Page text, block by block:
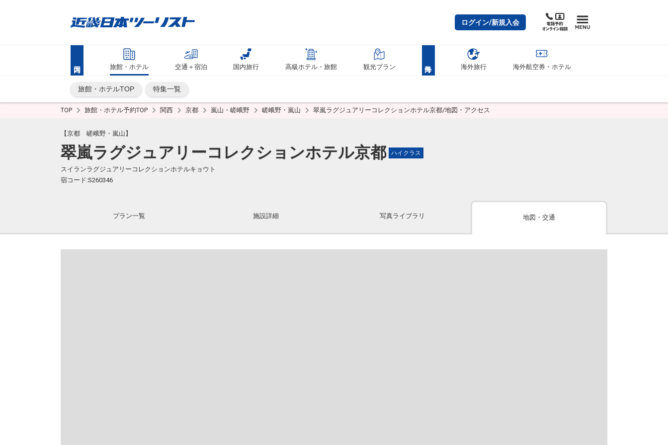
ログイン/新規入会
旅館・ホテル 交通＋宿泊 国内旅行 高級ホテル・旅館 観光プラン 海外旅行 海外航空券・ホテル
旅館・ホテルTOP 特集一覧
TOP 旅館・ホテル予約TOP 関西 京都 嵐山・嵯峨野 嵯峨野・嵐山 翠嵐ラグジュアリーコレクションホテル京都/地図・アクセス
【京都 嵯峨野・嵐山】
翠嵐ラグジュアリーコレクションホテル京都 ハイクラス
スイランラグジュアリーコレクションホテルキョウト
宿コード:S260346
プラン一覧 施設詳細 写真ライブラリ 地図・交通